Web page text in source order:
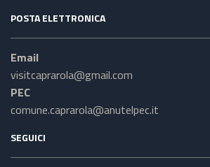
POSTA ELETTRONICA
Email
visitcaprarola@gmail.com
PEC
comune.caprarola@anutelpec.it
SEGUICI